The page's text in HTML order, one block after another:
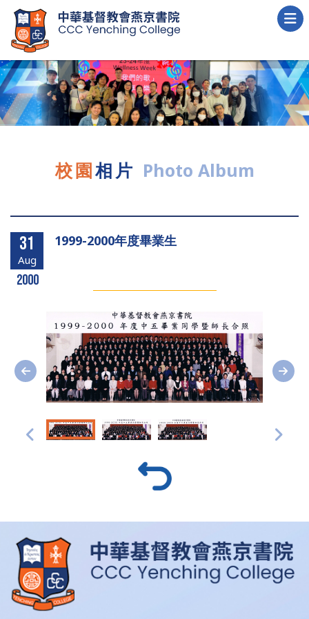
校園相片 Photo Album
31
Aug
2000
1999-2000年度畢業生